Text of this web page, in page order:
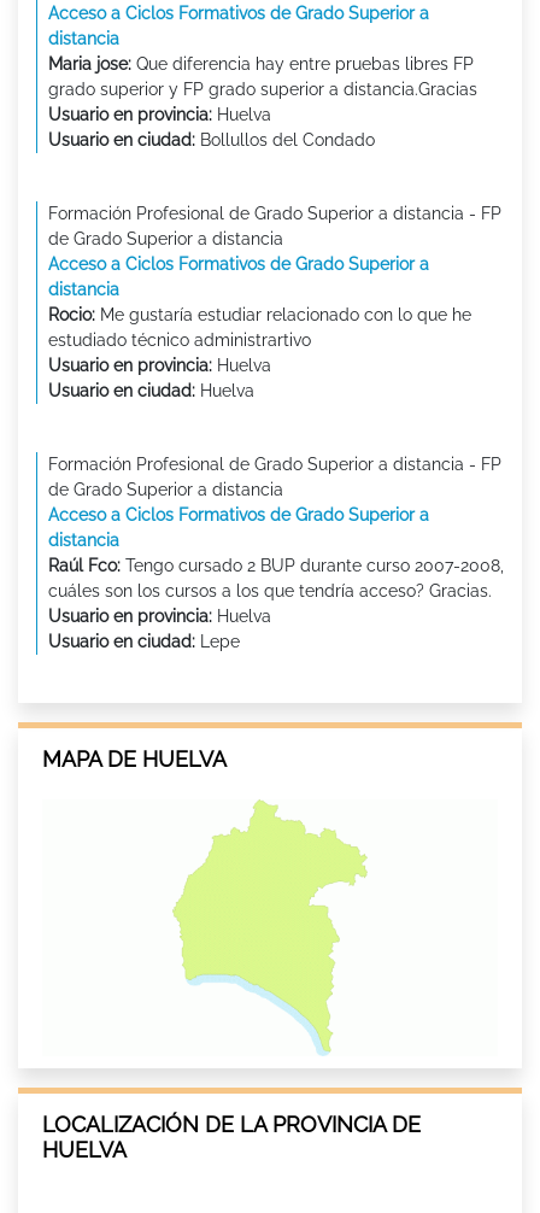
Acceso a Ciclos Formativos de Grado Superior a
distancia
Maria jose: Que diferencia hay entre pruebas libres FP
grado superior y FP grado superior a distancia.Gracias
Usuario en provincia: Huelva
Usuario en ciudad: Bollullos del Condado
Formación Profesional de Grado Superior a distancia - FP
de Grado Superior a distancia
Acceso a Ciclos Formativos de Grado Superior a
distancia
Rocio: Me gustaría estudiar relacionado con lo que he
estudiado técnico administrartivo
Usuario en provincia: Huelva
Usuario en ciudad: Huelva
Formación Profesional de Grado Superior a distancia - FP
de Grado Superior a distancia
Acceso a Ciclos Formativos de Grado Superior a
distancia
Raúl Fco: Tengo cursado 2 BUP durante curso 2007-2008,
cuáles son los cursos a los que tendría acceso? Gracias.
Usuario en provincia: Huelva
Usuario en ciudad: Lepe
MAPA DE HUELVA
LOCALIZACIÓN DE LA PROVINCIA DE
HUELVA